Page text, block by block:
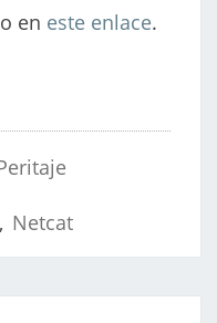
en este enlace.
, Netcat